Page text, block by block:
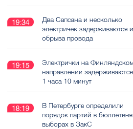
19:34
Два Сапсана и несколько
электричек задерживаются
обрыва провода
19:15
Электрички на
направлении
1 часа 10 минут
18:19
В Петербурге определили
порядок партий в
выборах в ЗакС